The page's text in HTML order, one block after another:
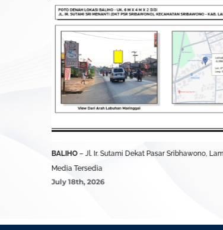
BALIHO– Jl. Ir. Sutami Dekat Pasar Sribhawono,
Media Tersedia
July 18th, 2026